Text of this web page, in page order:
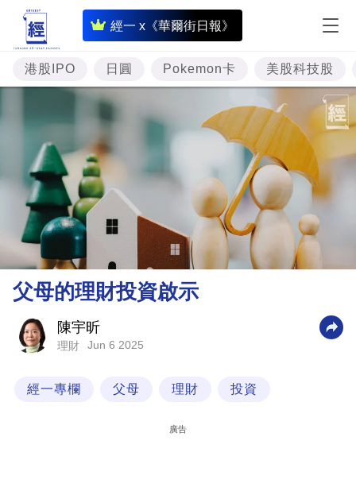
經一 x《華爾街日報》
即
時
財
經
題
投
資
樓
理
財
商
業
港股IPO 日圓 Pokemon卡 美股科技股
父母的理財投資啟示
陳宇昕
理財 Jun 6 2025
經一專欄 父母 理財 投資
廣告